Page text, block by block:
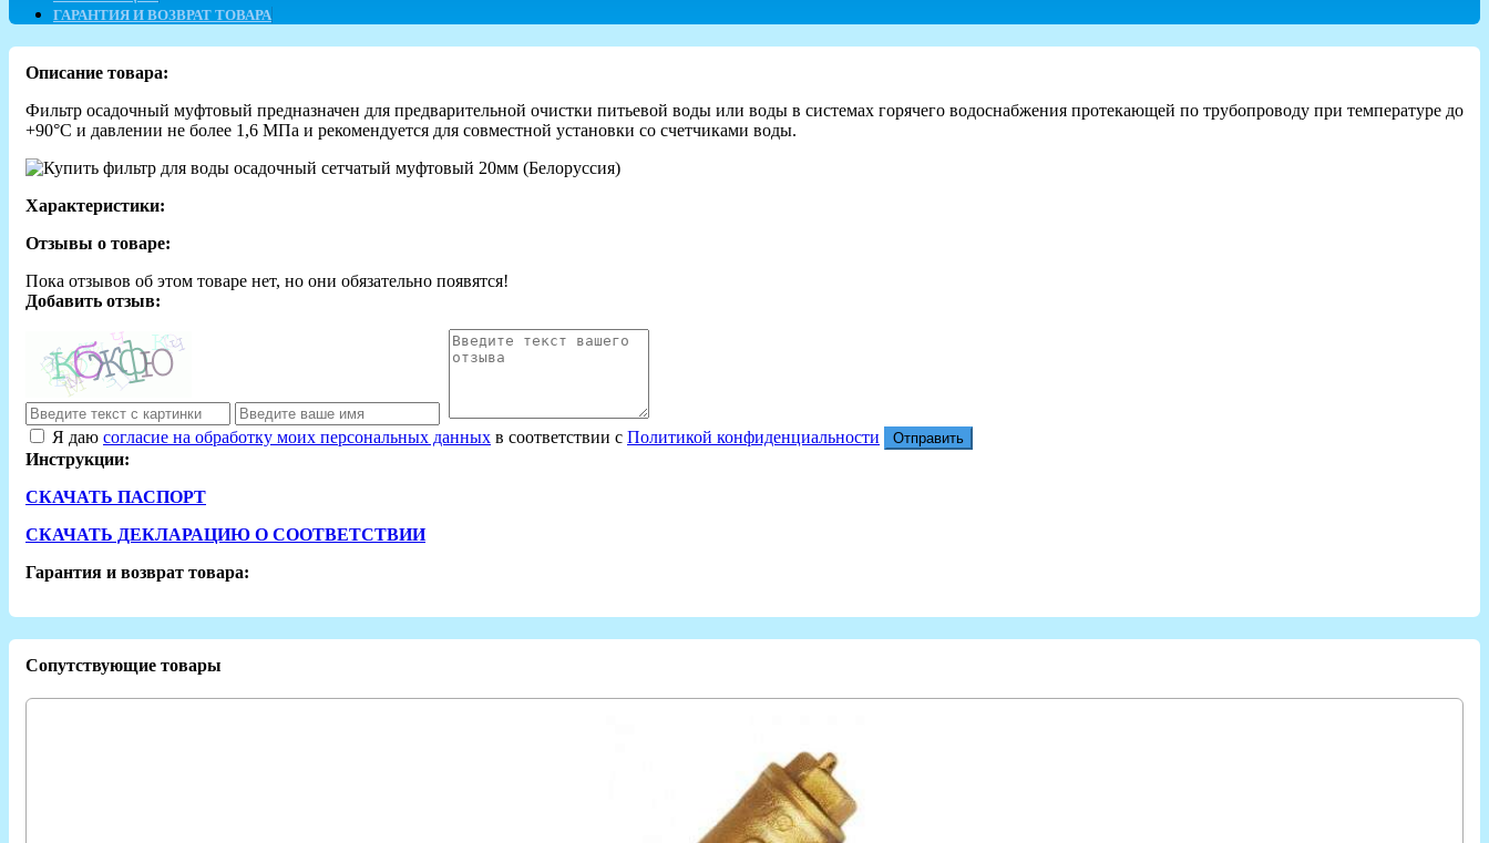
ГАРАНТИЯ И ВОЗВРАТ ТОВАРА
Описание товара:
Фильтр осадочный муфтовый предназначен для предварительной очистки питьевой воды или воды в системах горячего водоснабжения протекающей по трубопроводу при температуре до
+90°С и давлении не более 1,6 МПа и рекомендуется для совместной установки со счетчиками воды.
Характеристики:
Отзывы о товаре:
Пока отзывов об этом товаре нет, но они обязательно появятся!
Добавить отзыв:
Я даю согласие на обработку моих персональных данных в соответствии с Политикой конфиденциальности Отправить
Инструкции:
СКАЧАТЬ ПАСПОРТ
СКАЧАТЬ ДЕКЛАРАЦИЮ О СООТВЕТСТВИИ
Гарантия и возврат товара:
Сопутствующие товары